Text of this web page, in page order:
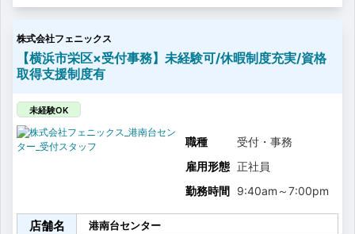
【充実の研修制度】
会社方針、安全教育、業務基礎知識など
太陽建機の基礎について学んでいただきます！
・センター実習
業務を行う上で必要な就労制限資格（特別教育）を取
中途入社の方が不安を感じないようにサポートする期
間でもあります
その他職種別研修もあります！
株式会社フェニックス
【横浜市栄区×受付事務】未経験可/休暇制度充実/資格
取得支援制度有
未経験OK
職種
受付・事務
雇用形態 正社員
勤務時間 9:40am ～7:00pm
店舗名 港南台センター